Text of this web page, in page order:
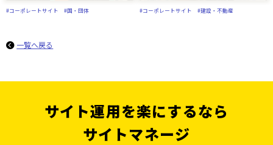
#コーポレートサイト #国・団体 #コーポレートサイト #建設・不動産
一覧へ戻る
サイト運用を楽にするなら
サイトマネージ